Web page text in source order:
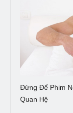
Đừng Để Phim
Quan Hệ